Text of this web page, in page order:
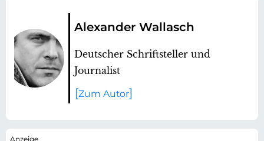
Alexander Wallasch
Deutscher Schriftsteller und
Journalist
Zum Autor